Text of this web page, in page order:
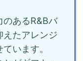
のあるR&Bバ
えたアレンジ
います。